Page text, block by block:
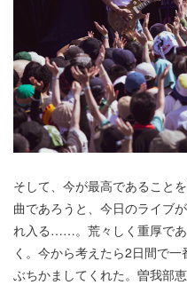
そして、今が最高であること
曲であろうと、今日のライブ
れ入る……。荒々しく重厚で
く。今から考えたら2日間で
ぶちかましてくれた。曽我部